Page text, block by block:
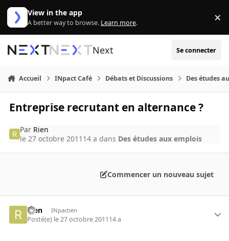
Aller au contenu
View in the app
A better way to browse. Learn more. ×
Next Se connecter
Accueil INpact Café Débats et Discussions Des études
Entreprise recrutant en alternance ?
Par Rien
le 27 octobre 2011 14 a dans Des études aux emplois
Commencer un nouveau sujet
Rien INpactien
Posté(e) le 27 octobre 201114 a